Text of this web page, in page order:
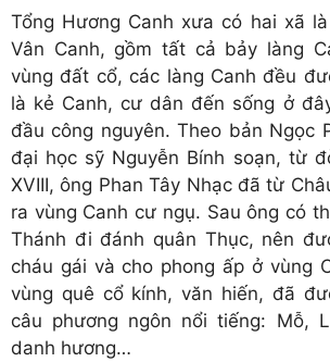
Tổng Hương Canh xưa có hai xã
Vân Canh, gồm tất cả bảy làng
vùng đất cổ, các làng Canh đều
là kẻ Canh, cư dân đến sống ở
đầu công nguyên. Theo bản Ngọc
đại học sỹ Nguyễn Bính soạn, từ
XVIII, ông Phan Tây Nhạc đã từ
ra vùng Canh cư ngụ. Sau ông có
Thánh đi đánh quân Thục, nên
cháu gái và cho phong ấp ở vùng
vùng quê cổ kính, văn hiến, đã
câu phương ngôn nổi tiếng: Mỗ,
danh hương…